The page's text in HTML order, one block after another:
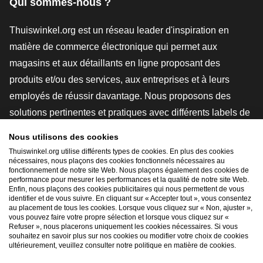
Thuiswinkel.org est un réseau leader d'inspiration en
matière de commerce électronique qui permet aux
magasins et aux détaillants en ligne proposant des
produits et/ou des services, aux entreprises et à leurs
employés de réussir davantage. Nous proposons des
solutions pertinentes et pratiques avec différents labels de
études de marché, et nous disposons de notre propre
plateforme d'enseignement, la Thuiswinkel e-Academy.
Naviguer rapidement
Nous utilisons des cookies
Thuiswinkel.org utilise différents types de cookies. En plus des cookies
nécessaires, nous plaçons des cookies fonctionnels nécessaires au
fonctionnement de notre site Web. Nous plaçons également des cookies de
performance pour mesurer les performances et la qualité de notre site Web.
Enfin, nous plaçons des cookies publicitaires qui nous permettent de vous
identifier et de vous suivre. En cliquant sur « Accepter tout », vous consentez
au placement de tous les cookies. Lorsque vous cliquez sur « Non, ajuster »,
vous pouvez faire votre propre sélection et lorsque vous cliquez sur «
Refuser », nous placerons uniquement les cookies nécessaires. Si vous
souhaitez en savoir plus sur nos cookies ou modifier votre choix de cookies
ultérieurement, veuillez consulter notre politique en matière de cookies.